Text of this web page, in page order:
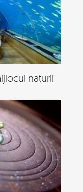
naturii